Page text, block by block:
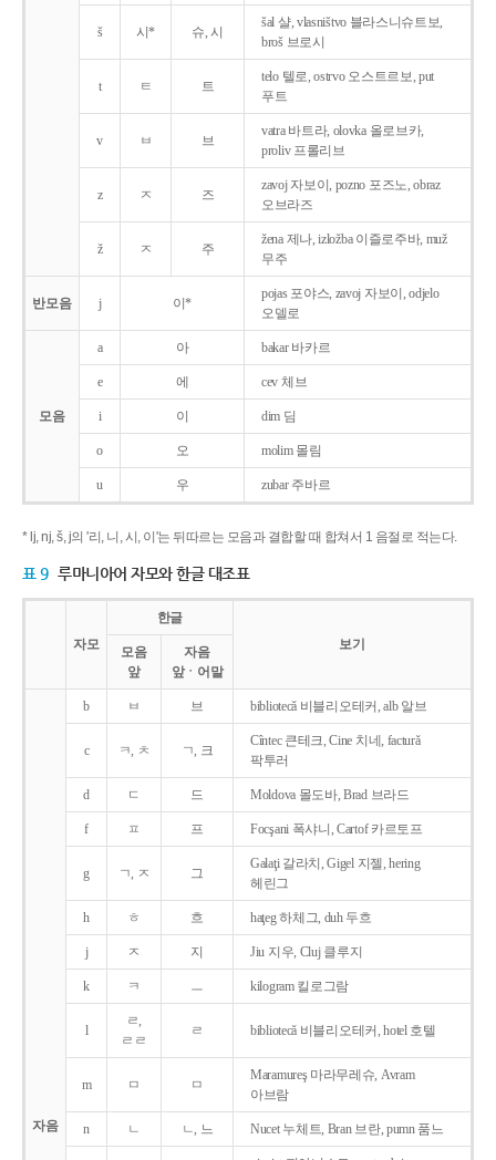
š 시* 슈, 시
šal 샬, vlasništvo 블라스니슈트보,
broš 브로시
t ㅌ 트
telo 텔로, ostrvo 오스트르보, put
푸트
v ㅂ 브
vatra 바트라, olovka 올로브카,
proliv 프롤리브
z ㅈ 즈
zavoj 자보이, pozno 포즈노, obraz
오브라즈
ž ㅈ 주
žena 제나, izložba 이즐로주바, muž
무주
반모음 j 이*
pojas 포야스, zavoj 자보이, odjelo
오델로
모음
a 아 bakar 바카르
e 에 cev 체브
i 이 dim 딤
o 오 molim 몰림
u 우 zubar 주바르
* lj, nj, š, j의 '리, 니, 시, 이'는 뒤따르는 모음과 결합할 때 합쳐서 1 음절로 적는다.
표 9 루마니아어 자모와 한글 대조표
자모
한글
보기
모음
앞
자음
앞ㆍ어말
자음
b ㅂ 브 bibliotecǎ 비블리오테커, alb 알브
c ㅋ, ㅊ ㄱ, 크
Cîntec 큰테크, Cine 치네, facturǎ
팍투러
d ㄷ 드 Moldova 몰도바, Brad 브라드
f ㅍ 프 Focşani 폭샤니, Cartof 카르토프
g ㄱ, ㅈ 그
Galaţi 갈라치, Gigel 지젤, hering
헤린그
h ㅎ 흐 haţeg 하체그, duh 두흐
j ㅈ 지 Jiu 지우, Cluj 클루지
k ㅋ ㅡ kilogram 킬로그람
l
ㄹ,
ㄹㄹ
ㄹ bibliotecǎ 비블리오테커, hotel 호텔
m ㅁ ㅁ
Maramureş 마라무레슈, Avram
아브람
n ㄴ ㄴ, 느 Nucet 누체트, Bran 브란, pumn 품느